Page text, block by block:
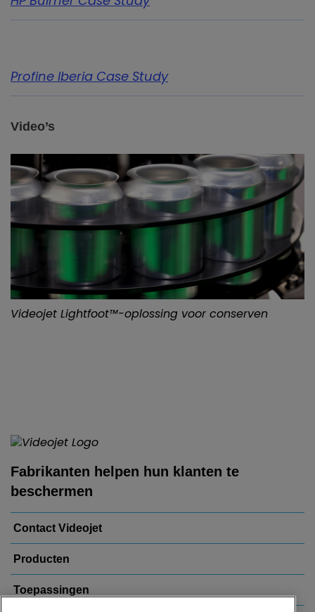
Profine Iberia Case Study
Video’s
Videojet Lightfoot™-oplossing voor conserven
Fabrikanten helpen hun klanten te
beschermen
Contact Videojet
Producten
Toepassingen